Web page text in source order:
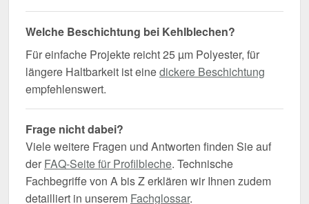
Welche Beschichtung bei Kehlblechen?
Für einfache Projekte reicht 25 µm Polyester, für
längere Haltbarkeit ist einedickere Beschichtung
empfehlenswert.
Frage nicht dabei?
Viele weitere Fragen und Antworten finden Sie auf
der FAQ-Seite für Profilbleche. Technische
Fachbegriffe von A bis Z erklären wir Ihnen zudem
detailliert in unserem Fachglossar.